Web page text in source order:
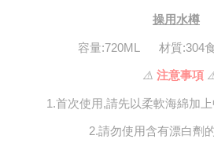
操用水樽
容量:720ML      材質:304
⚠️ 注意事項
1.首次使用,請先以柔軟海綿加上
2.請勿使用含有漂白劑